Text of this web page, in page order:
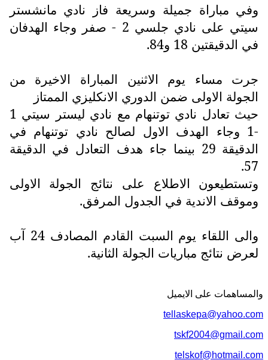
وفي مباراة جميلة وسريعة فاز نادي مانشستر
سيتي على نادي جلسي 2 - صفر وجاء الهدفان
في الدقيقتين 18 و84.
جرت مساء يوم الاثنين المباراة الاخيرة من
الجولة الاولى ضمن الدوري الانكليزي الممتاز
حيث تعادل نادي توتنهام مع نادي ليستر سيتي 1
-1 وجاء الهدف الاول لصالح نادي توتنهام في
الدقيقة 29 بينما جاء هدف التعادل في الدقيقة
57.
وتستطيعون الاطلاع على نتائج الجولة الاولى
وموقف الاندية في الجدول المرفق.
والى اللقاء يوم السبت القادم المصادف 24 آب
لعرض نتائج مباريات الجولة الثانية.
والمساهمات علی الایمیل
tellaskepa@yahoo.com
tskf2004@gmail.com
telskof@hotmail.com